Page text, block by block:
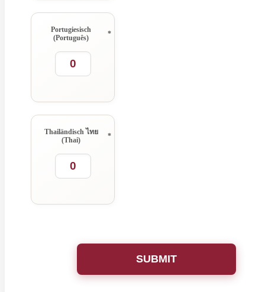
Portugiesisch
(Português)
*
Thailändisch ไทย
(Thai)
*
SUBMIT